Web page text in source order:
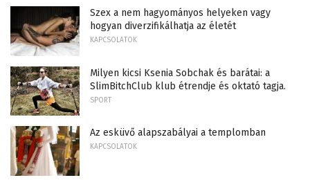
Szex a nem hagyományos helyeken vagy
hogyan diverzifikálhatja az életét
KAPCSOLATOK
Milyen kicsi Ksenia Sobchak és barátai: a
SlimBitchClub klub étrendje és oktató tagja.
SPORT
Az esküvő alapszabályai a templomban
KAPCSOLATOK